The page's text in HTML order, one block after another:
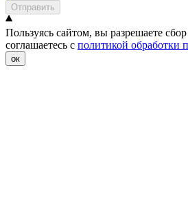
Отправить
Пользуясь сайтом, вы разрешаете
соглашаетесь с политикой обработки
ок